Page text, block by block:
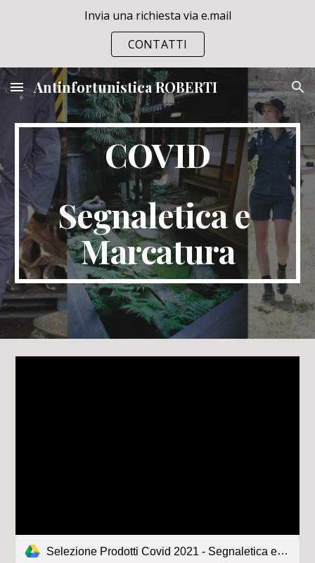
Invia una richiesta via e.mail
CONTATTI
Antinfortunistica ROBERTI
COVID
Segnaletica e
Marcatura
Selezione Prodotti Covid 2021 - Segnaletica e Marcatura.pdf